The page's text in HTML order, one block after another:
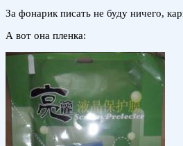
За фонарик писать не буду ничего,
А вот она пленка: